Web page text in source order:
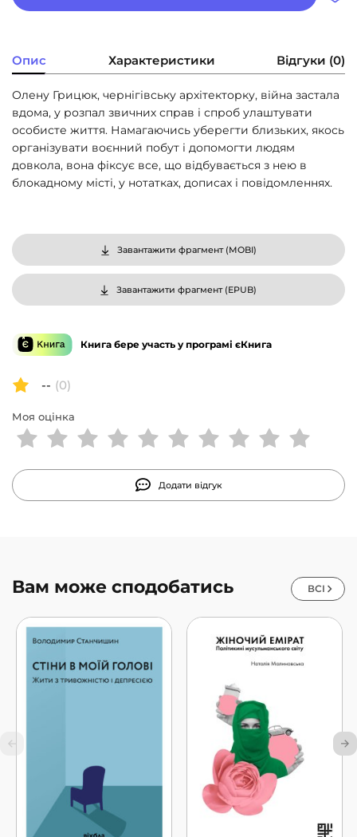
Опис Характеристики Відгуки (0)
Олену Грицюк, чернігівську архітекторку, війна застала
вдома, у розпал звичних справ і спроб улаштувати
особисте життя. Намагаючись уберегти близьких, якось
організувати воєнний побут і допомогти людям
довкола, вона фіксує все, що відбувається з нею в
блокадному місті, у нотатках, дописах і повідомленнях.
Завантажити фрагмент (MOBI)
Завантажити фрагмент (EPUB)
Книга бере участь у програмі єКнига
-- (0)
Моя оцінка
Додати відгук
Вам може сподобатись ВСІ